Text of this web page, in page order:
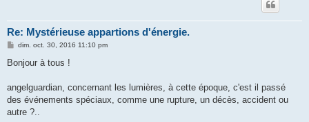
Re: Mystérieuse appartions d'énergie.
M
s
g
e
dim. oct. 30, 2016 11:10 pm
Bonjour à tous !
angelguardian, concernant les lumières, à cette époque, c'est il passé
des événements spéciaux, comme une rupture, un décès, accident ou
autre ?..